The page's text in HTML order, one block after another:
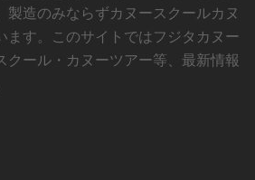
製造のみならずカヌースクールカヌ
ます。このサイトではフジタカヌー
クール・カヌーツアー等、最新情報